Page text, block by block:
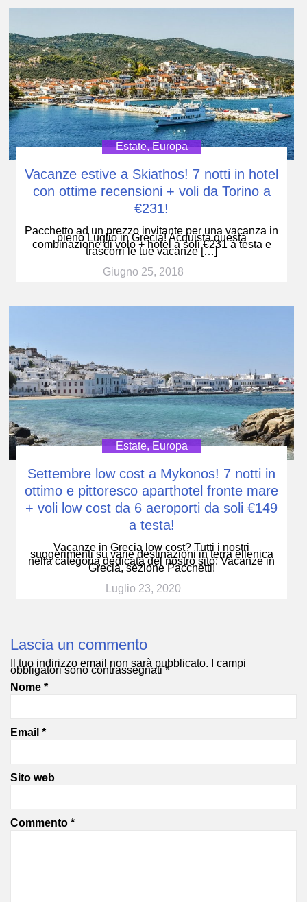
Estate,Europa
Vacanze estive a Skiathos! 7 notti in hotel
con ottime recensioni + voli da Torino a
€231!
Pacchetto ad un prezzo invitante per una vacanza in
pieno Luglio in Grecia! Acquista questa
combinazione di volo + hotel a soli €231 a testa e
trascorri le tue vacanze […]
Giugno 25, 2018
Estate,Europa
Settembre low cost a Mykonos! 7 notti in
ottimo e pittoresco aparthotel fronte mare
+ voli low cost da 6 aeroporti da soli €149
a testa!
Vacanze in Grecia low cost? Tutti i nostri
suggerimenti su varie destinazioni in terra ellenica
nella categoria dedicata del nostro sito: Vacanze in
Grecia, sezione Pacchetti!
Luglio 23, 2020
Lascia un commento
Il tuo indirizzo email non sarà pubblicato. I campi
obbligatori sono contrassegnati*
Nome *
Email *
Sito web
Commento *